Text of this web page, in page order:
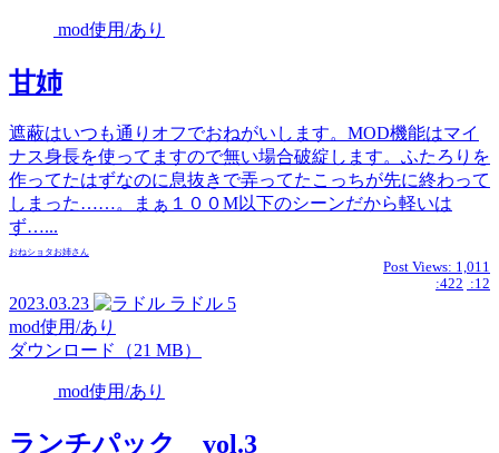
mod使用/あり
甘姉
遮蔽はいつも通りオフでおねがいします。MOD機能はマイ
ナス身長を使ってますので無い場合破綻します。ふたろりを
作ってたはずなのに息抜きで弄ってたこっちが先に終わって
しまった……。まぁ１００M以下のシーンだから軽いは
ず…...
おねショタお姉さん
Post Views: 1,011
:422 :12
2023.03.23 ラドル 5
mod使用/あり
ダウンロード（21 MB）
mod使用/あり
ランチパック vol.3